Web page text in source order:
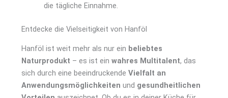
die tägliche Einnahme.
Entdecke die Vielseitigkeit von Hanföl
Hanföl ist weit mehr als nur ein beliebtes
Naturprodukt – es ist einwahres Multitalent, das
sich durch eine beeindruckendeVielfalt an
Anwendungsmöglichkeiten und gesundheitlichen